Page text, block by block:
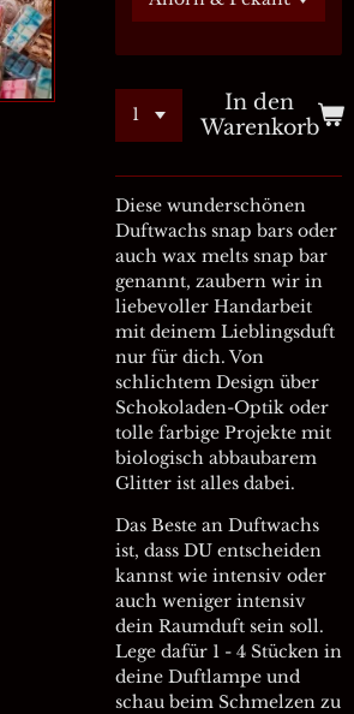
In den
Warenkorb
Diese wunderschönen
Duftwachs snap bars oder
auch wax melts snap bar
genannt, zaubern wir in
liebevoller Handarbeit
mit deinem Lieblingsduft
nur für dich. Von
schlichtem Design über
Schokoladen-Optik oder
tolle farbige Projekte mit
biologisch abbaubarem
Glitter ist alles dabei.
Das Beste an Duftwachs
ist, dass DU entscheiden
kannst wie intensiv oder
auch weniger intensiv
dein Raumduft sein soll.
Lege dafür 1 - 4 Stücken in
deine Duftlampe und
schau beim Schmelzen zu